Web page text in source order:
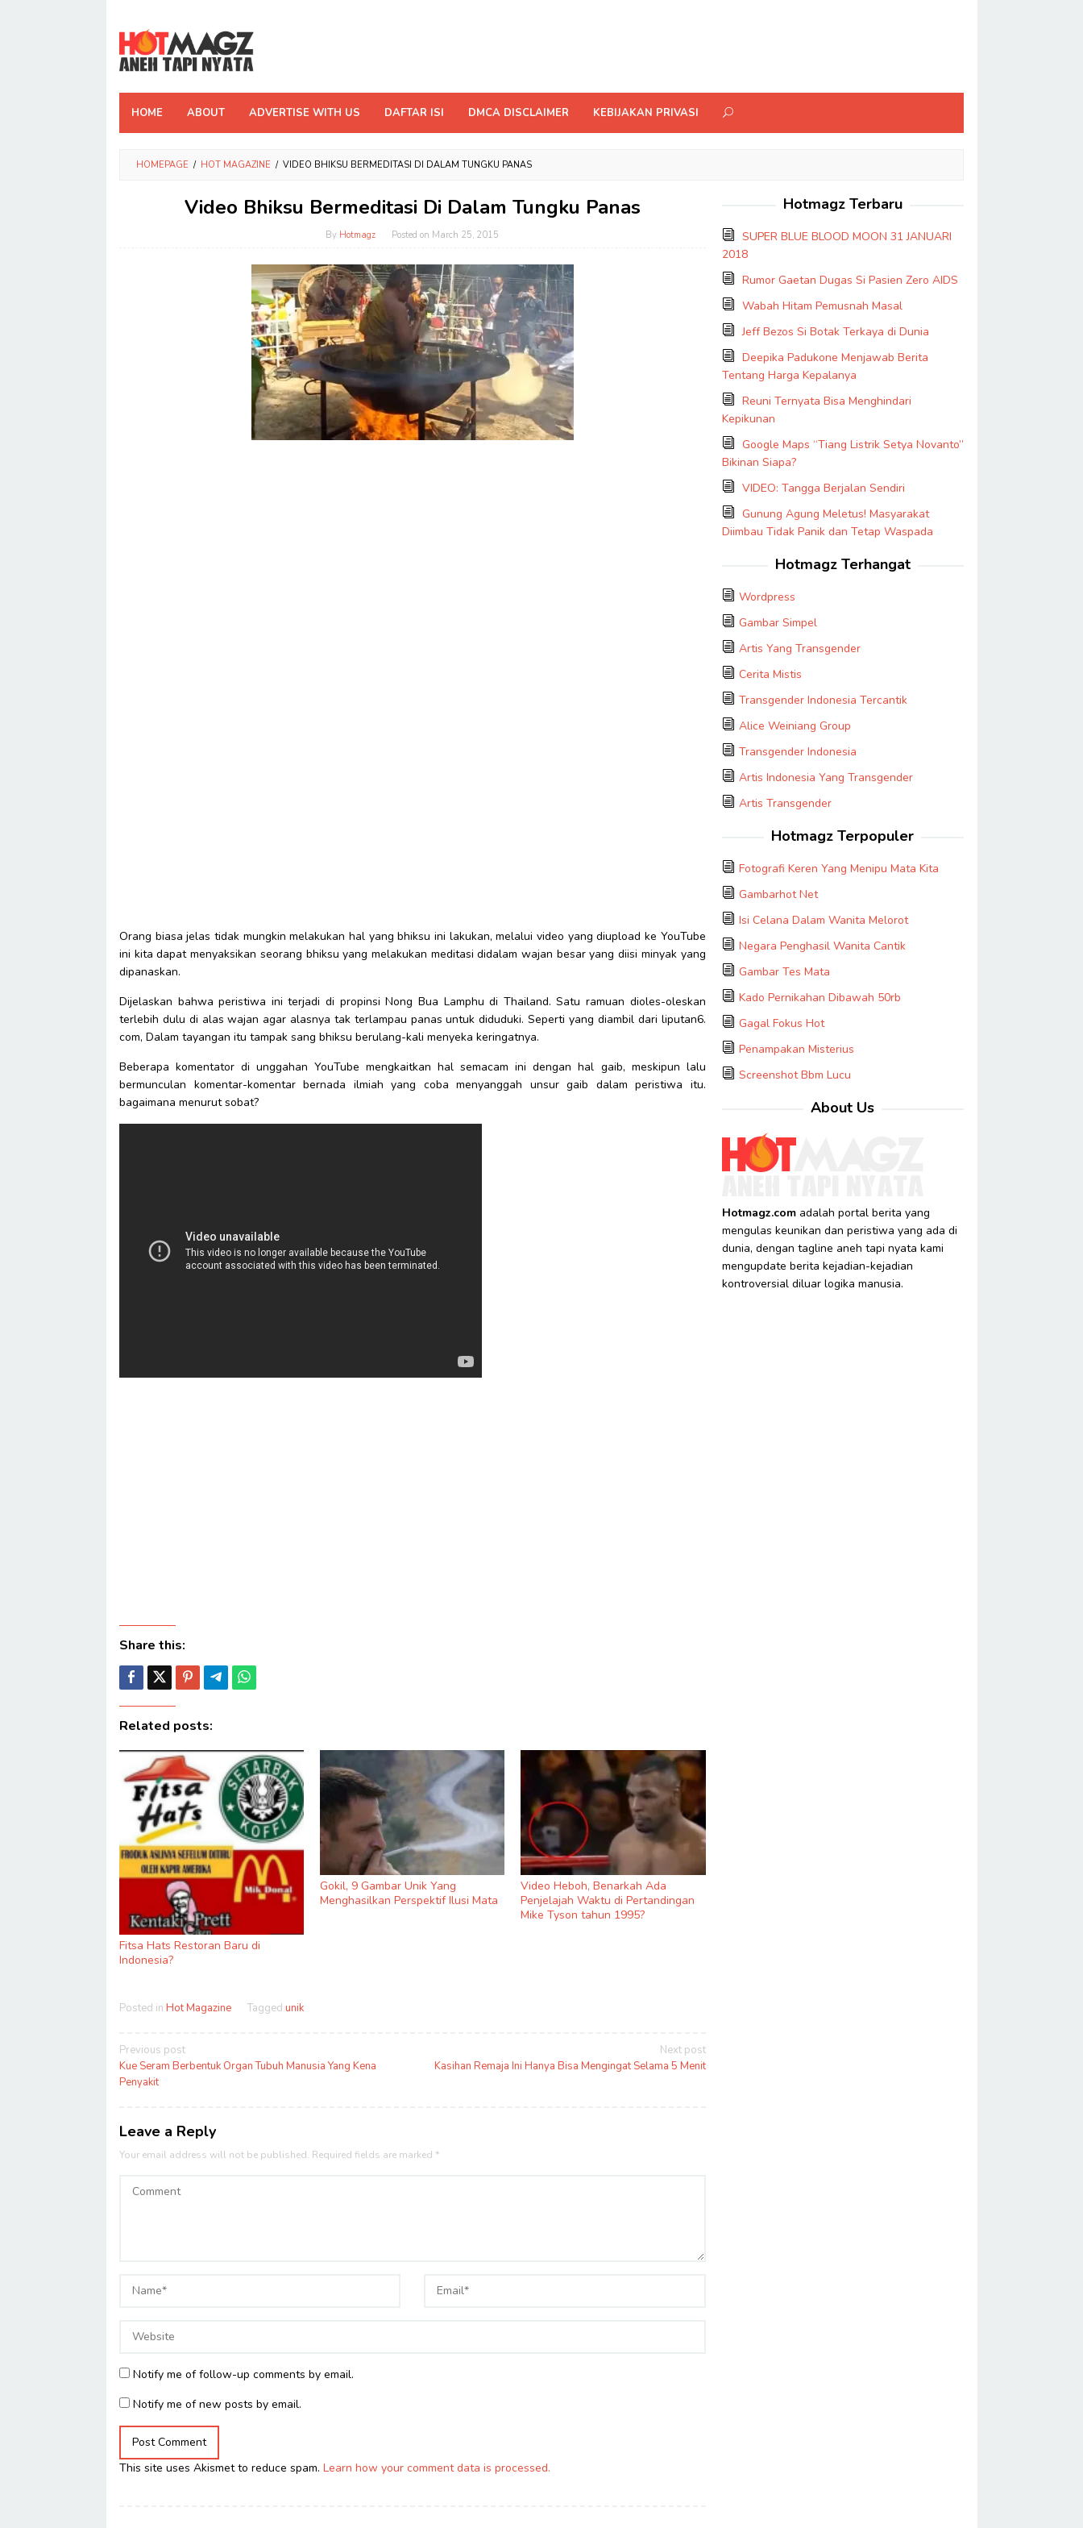
content
HOME ABOUT ADVERTISE WITH US DAFTAR ISI DMCA DISCLAIMER KEBIJAKAN PRIVASI
HOMEPAGE / HOT MAGAZINE / VIDEO BHIKSU BERMEDITASI DI DALAM TUNGKU PANAS
Video Bhiksu Bermeditasi Di Dalam Tungku Panas
By Hotmagz Posted on March 25, 2015
Orang biasa jelas tidak mungkin melakukan hal yang bhiksu ini lakukan, melalui video yang diupload ke YouTube
ini kita dapat menyaksikan seorang bhiksu yang melakukan meditasi didalam wajan besar yang diisi minyak yang
dipanaskan.
Dijelaskan bahwa peristiwa ini terjadi di propinsi Nong Bua Lamphu di Thailand. Satu ramuan dioles-oleskan
terlebih dulu di alas wajan agar alasnya tak terlampau panas untuk diduduki. Seperti yang diambil dari liputan6.
com, Dalam tayangan itu tampak sang bhiksu berulang-kali menyeka keringatnya.
Beberapa komentator di unggahan YouTube mengkaitkan hal semacam ini dengan hal gaib, meskipun lalu
bermunculan komentar-komentar bernada ilmiah yang coba menyanggah unsur gaib dalam peristiwa itu.
bagaimana menurut sobat?
Share this:
Related posts:
Fitsa Hats Restoran Baru di
Indonesia?
Gokil, 9 Gambar Unik Yang
Menghasilkan Perspektif Ilusi Mata
Video Heboh, Benarkah Ada
Penjelajah Waktu di Pertandingan
Mike Tyson tahun 1995?
Posted in Hot Magazine Tagged unik
Post
navigation
Previous post
Kue Seram Berbentuk Organ Tubuh Manusia Yang Kena
Penyakit
Next post
Kasihan Remaja Ini Hanya Bisa Mengingat Selama 5 Menit
Leave a Reply
Your email address will not be published. Required fields are marked *
Notify me of follow-up comments by email.
Notify me of new posts by email.
This site uses Akismet to reduce spam. Learn how your comment data is processed.
Hotmagz Terbaru
SUPER BLUE BLOOD MOON 31 JANUARI
2018
Rumor Gaetan Dugas Si Pasien Zero AIDS
Wabah Hitam Pemusnah Masal
Jeff Bezos Si Botak Terkaya di Dunia
Deepika Padukone Menjawab Berita
Tentang Harga Kepalanya
Reuni Ternyata Bisa Menghindari
Kepikunan
Google Maps “Tiang Listrik Setya Novanto”
Bikinan Siapa?
VIDEO: Tangga Berjalan Sendiri
Gunung Agung Meletus! Masyarakat
Diimbau Tidak Panik dan Tetap Waspada
Hotmagz Terhangat
Wordpress
Gambar Simpel
Artis Yang Transgender
Cerita Mistis
Transgender Indonesia Tercantik
Alice Weiniang Group
Transgender Indonesia
Artis Indonesia Yang Transgender
Artis Transgender
Hotmagz Terpopuler
Fotografi Keren Yang Menipu Mata Kita
Gambarhot Net
Isi Celana Dalam Wanita Melorot
Negara Penghasil Wanita Cantik
Gambar Tes Mata
Kado Pernikahan Dibawah 50rb
Gagal Fokus Hot
Penampakan Misterius
Screenshot Bbm Lucu
About Us
Hotmagz.comadalah portal berita yang
mengulas keunikan dan peristiwa yang ada di
dunia, dengan tagline aneh tapi nyata kami
mengupdate berita kejadian-kejadian
kontroversial diluar logika manusia.